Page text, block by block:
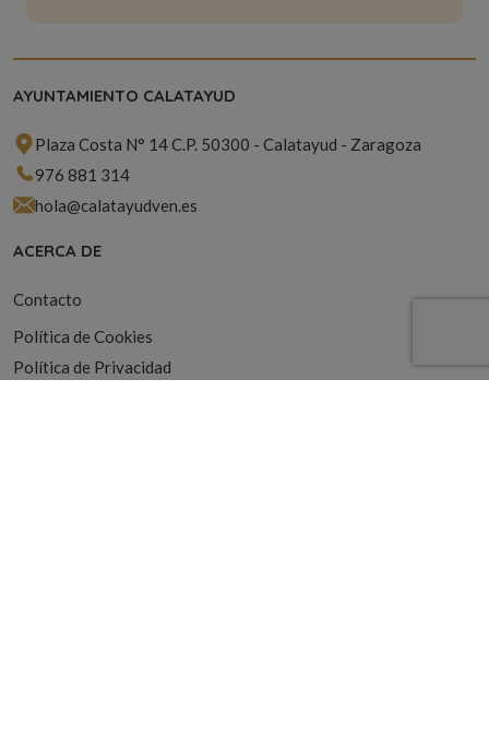
AYUNTAMIENTO CALATAYUD
Plaza Costa N° 14 C.P. 50300 - Calatayud - Zaragoza
976 881 314
hola@calatayudven.es
ACERCA DE
Contacto
Política de Cookies
Política de Privacidad